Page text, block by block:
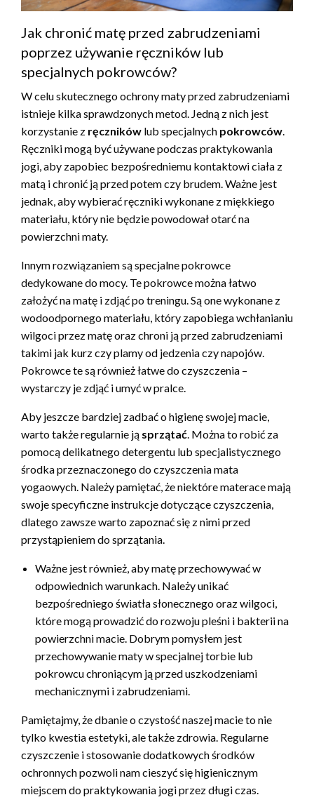
Jak chronić matę przed zabrudzeniami
poprzez używanie ręczników lub
specjalnych pokrowców?
W celu skutecznego ochrony maty przed zabrudzeniami
istnieje kilka sprawdzonych metod. Jedną z nich jest
korzystanie z ręczników lub specjalnych pokrowców
Ręczniki mogą być używane podczas praktykowania
jogi, aby zapobiec bezpośredniemu kontaktowi ciała z
matą i chronić ją przed potem czy brudem. Ważne jest
jednak, aby wybierać ręczniki wykonane z miękkiego
materiału, który nie będzie powodował otarć na
powierzchni maty.
Innym rozwiązaniem są specjalne pokrowce
dedykowane do mocy. Te pokrowce można łatwo
założyć na matę i zdjąć po treningu. Są one wykonane z
wodoodpornego materiału, który zapobiega wchłanianiu
wilgoci przez matę oraz chroni ją przed zabrudzeniami
takimi jak kurz czy plamy od jedzenia czy napojów.
Pokrowce te są również łatwe do czyszczenia –
wystarczy je zdjąć i umyć w pralce.
Aby jeszcze bardziej zadbać o higienę swojej macie,
warto także regularnie ją sprzątać . Można to robić za
pomocą delikatnego detergentu lub specjalistycznego
środka przeznaczonego do czyszczenia mata
yogaowych. Należy pamiętać, że niektóre materace mają
swoje specyficzne instrukcje dotyczące czyszczenia,
dlatego zawsze warto zapoznać się z nimi przed
przystąpieniem do sprzątania.
Ważne jest również, aby matę przechowywać w
odpowiednich warunkach. Należy unikać
bezpośredniego światła słonecznego oraz wilgoci,
które mogą prowadzić do rozwoju pleśni i bakterii na
powierzchni macie. Dobrym pomysłem jest
przechowywanie maty w specjalnej torbie lub
pokrowcu chroniącym ją przed uszkodzeniami
mechanicznymi i zabrudzeniami.
Pamiętajmy, że dbanie o czystość naszej macie to nie
tylko kwestia estetyki, ale także zdrowia. Regularne
czyszczenie i stosowanie dodatkowych środków
ochronnych pozwoli nam cieszyć się higienicznym
miejscem do praktykowania jogi przez długi czas.